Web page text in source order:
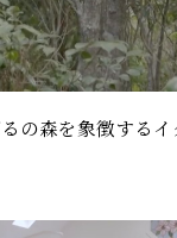
の森を象徴するイ